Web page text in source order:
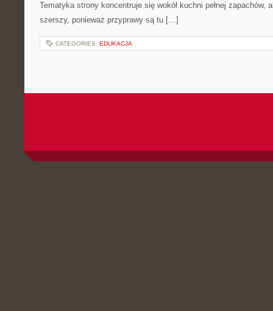
Tematyka strony koncentruje się wokół kuchni pełnej zapachów,
szerszy, ponieważ przyprawy są tu […]
CATEGORIES: EDUKACJA